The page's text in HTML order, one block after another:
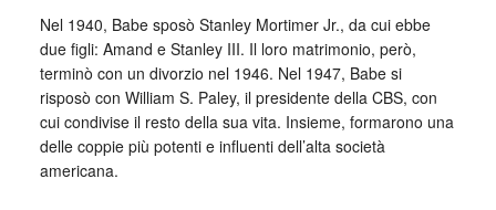
Nel 1940, Babe sposò Stanley Mortimer Jr., da cui ebbe
due figli: Amand e Stanley III. Il loro matrimonio, però,
terminò con un divorzio nel 1946. Nel 1947, Babe si
risposò con William S. Paley, il presidente della CBS, con
cui condivise il resto della sua vita. Insieme, formarono una
delle coppie più potenti e influenti dell’alta società
americana.